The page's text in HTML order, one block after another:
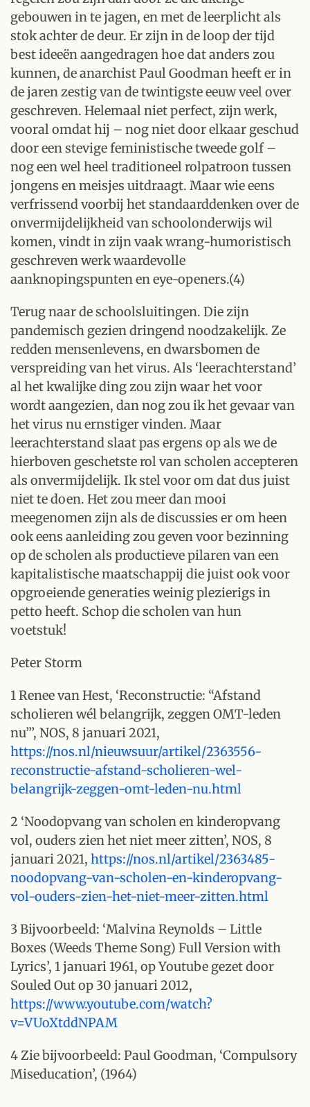
gebouwen in te jagen, en met de leerplicht als
stok achter de deur. Er zijn in de loop der tijd
best ideeën aangedragen hoe dat anders zou
kunnen, de anarchist Paul Goodman heeft er in
de jaren zestig van de twintigste eeuw veel over
geschreven. Helemaal niet perfect, zijn werk,
vooral omdat hij – nog niet door elkaar geschud
door een stevige feministische tweede golf –
nog een wel heel traditioneel rolpatroon tussen
jongens en meisjes uitdraagt. Maar wie eens
verfrissend voorbij het standaarddenken over de
onvermijdelijkheid van schoolonderwijs wil
komen, vindt in zijn vaak wrang-humoristisch
geschreven werk waardevolle
aanknopingspunten en eye-openers.(4)
Terug naar de schoolsluitingen. Die zijn
pandemisch gezien dringend noodzakelijk. Ze
redden mensenlevens, en dwarsbomen de
verspreiding van het virus. Als ‘leerachterstand’
al het kwalijke ding zou zijn waar het voor
wordt aangezien, dan nog zou ik het gevaar van
het virus nu ernstiger vinden. Maar
leerachterstand slaat pas ergens op als we de
hierboven geschetste rol van scholen accepteren
als onvermijdelijk. Ik stel voor om dat dus juist
niet te doen. Het zou meer dan mooi
meegenomen zijn als de discussies er om heen
ook eens aanleiding zou geven voor bezinning
op de scholen als productieve pilaren van een
kapitalistische maatschappij die juist ook voor
opgroeiende generaties weinig plezierigs in
petto heeft. Schop die scholen van hun
voetstuk!
Peter Storm
1 Renee van Hest, ‘Reconstructie: “Afstand
scholieren wél belangrijk, zeggen OMT-leden
nu”’, NOS, 8 januari 2021,
https://nos.nl/nieuwsuur/artikel/2363556-
reconstructie-afstand-scholieren-wel-
belangrijk-zeggen-omt-leden-nu.html
2 ‘Noodopvang van scholen en kinderopvang
vol, ouders zien het niet meer zitten’, NOS, 8
januari 2021, https://nos.nl/artikel/2363485-
noodopvang-van-scholen-en-kinderopvang-
vol-ouders-zien-het-niet-meer-zitten.html
3 Bijvoorbeeld: ‘Malvina Reynolds – Little
Boxes (Weeds Theme Song) Full Version with
Lyrics’, 1 januari 1961, op Youtube gezet door
Souled Out op 30 januari 2012,
https://www.youtube.com/watch?
v=VUoXtddNPAM
4 Zie bijvoorbeeld: Paul Goodman, ‘Compulsory
Miseducation’, (1964)